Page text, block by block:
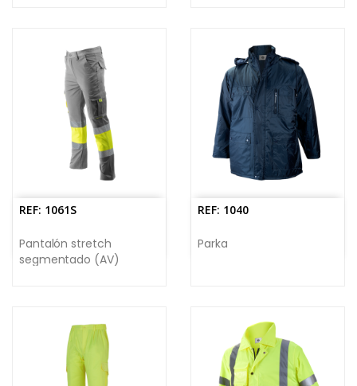
REF: 1061S
Pantalón stretch
segmentado (AV)
REF: 1040
Parka